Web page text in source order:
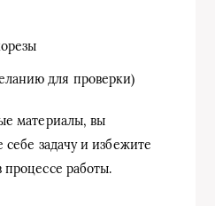
для проверки)
материалы, вы
себе задачу и избежите
работы.